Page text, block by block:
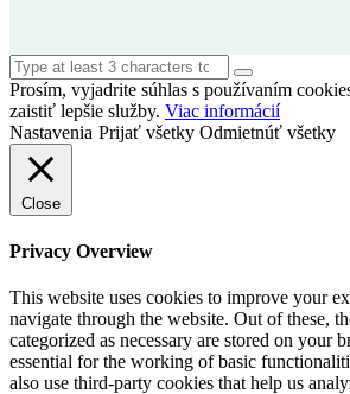
Prosím, vyjadrite súhlas s používaním
zaistiť lepšie služby. Viac informácií
Nastavenia Prijať všetky Odmietnúť všetky
Close
Privacy Overview
This website uses cookies to improve your
navigate through the website. Out of these,
categorized as necessary are stored on your
essential for the working of basic
also use third-party cookies that help us